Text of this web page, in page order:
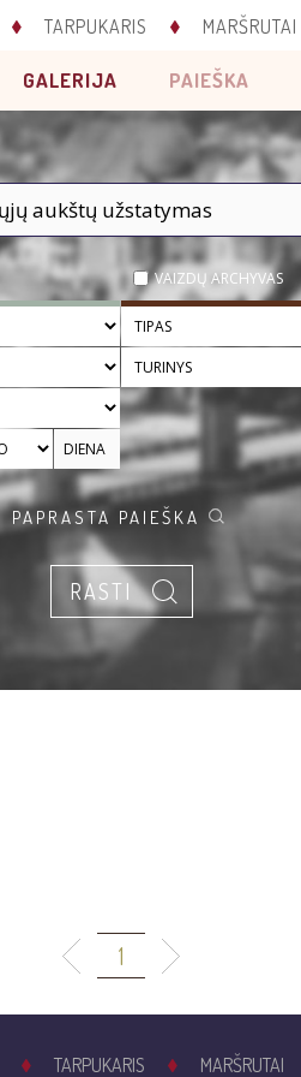
TARPUKARIS MARŠRUTAI
GALERIJA PAIEŠKA
VAIZDŲ ARCHYVAS
PAPRASTA PAIEŠKA
1
TARPUKARIS MARŠRUTAI